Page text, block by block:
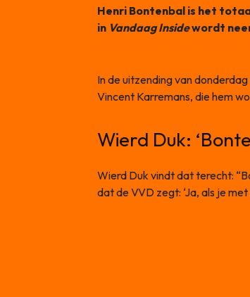
Henri Bontenbal is het
in Vandaag Insidewordt
In de uitzending van
Vincent Karremans, die hem
Wierd Duk:
Wierd Duk vindt dat terecht:
dat de VVD zegt: ‘Ja, als je